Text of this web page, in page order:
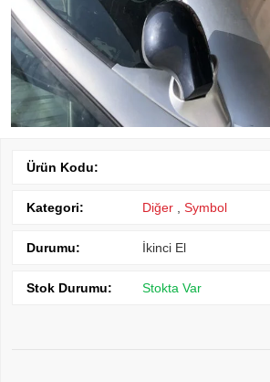
Ürün Kodu:
Kategori: Diğer Symbol
Durumu: İkinci El
Stok Durumu: Stokta Var